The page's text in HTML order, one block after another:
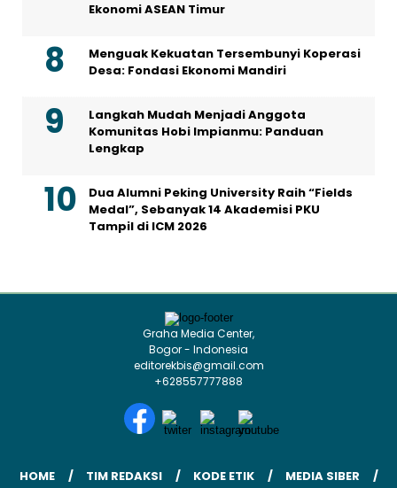
Ekonomi ASEAN Timur
Menguak Kekuatan Tersembunyi Koperasi
Desa: Fondasi Ekonomi Mandiri
Langkah Mudah Menjadi Anggota
Komunitas Hobi Impianmu: Panduan
Lengkap
Dua Alumni Peking University Raih “Fields
Medal”, Sebanyak 14 Akademisi PKU
Tampil di ICM 2026
Graha Media Center,
Bogor - Indonesia
editorekbis@gmail.com
+628557777888
HOME TIM REDAKSI KODE ETIK
MEDIA SIBER